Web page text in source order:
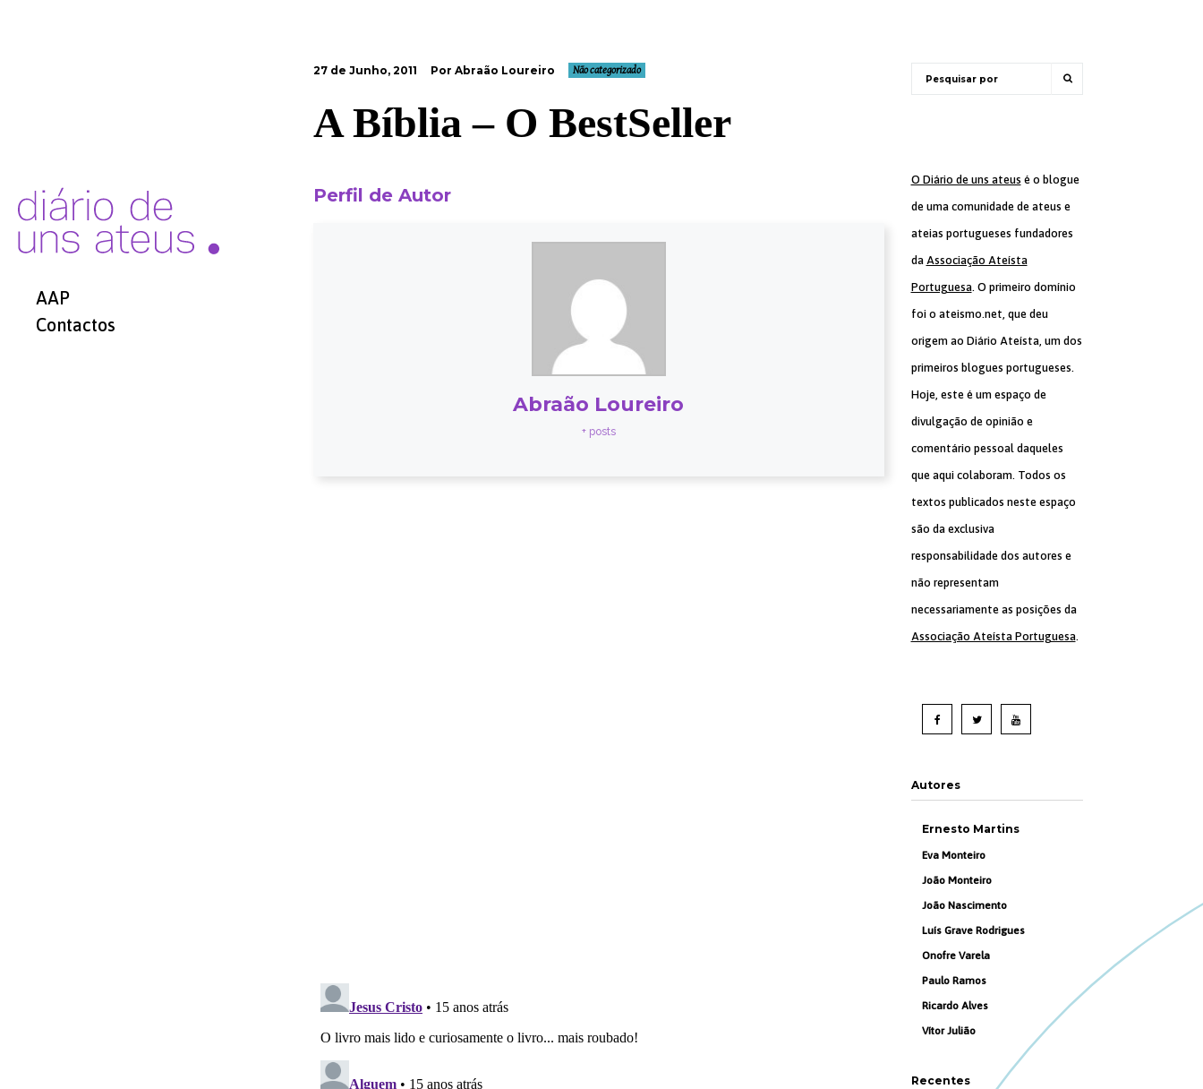
AAP
Contactos
27 de Junho, 2011 Por Abraão Loureiro Não categorizado
A Bíblia – O BestSeller
Perfil de Autor
Abraão Loureiro
+ posts
O Diário de uns ateus é o blogue
de uma comunidade de ateus e
ateias portugueses fundadores
da Associação Ateísta
Portuguesa. O primeiro domínio
foi o ateismo.net, que deu
origem ao Diário Ateísta, um dos
primeiros blogues portugueses.
Hoje, este é um espaço de
divulgação de opinião e
comentário pessoal daqueles
que aqui colaboram. Todos os
textos publicados neste espaço
são da exclusiva
responsabilidade dos autores e
não representam
necessariamente as posições da
Associação Ateísta Portuguesa.
Autores
Ernesto Martins
Eva Monteiro
João Monteiro
João Nascimento
Luís Grave Rodrigues
Onofre Varela
Paulo Ramos
Ricardo Alves
Vítor Julião
Recentes